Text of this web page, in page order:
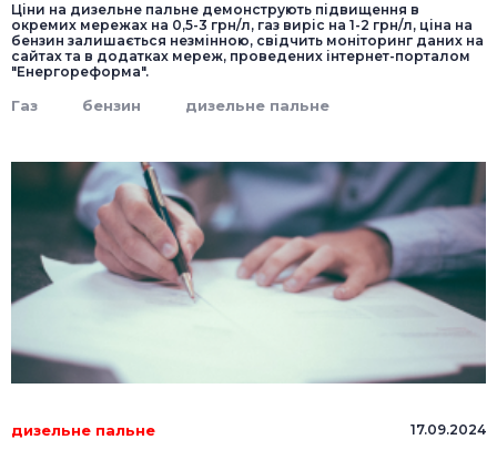
Ціни на дизельне пальне демонструють підвищення в
окремих мережах на 0,5-3 грн/л, газ виріс на 1-2 грн/л, ціна на
бензин залишається незмінною, свідчить моніторинг даних на
сайтах та в додатках мереж, проведених інтернет-порталом
"Енергореформа".
Газ бензин дизельне пальне
дизельне пальне 17.09.2024